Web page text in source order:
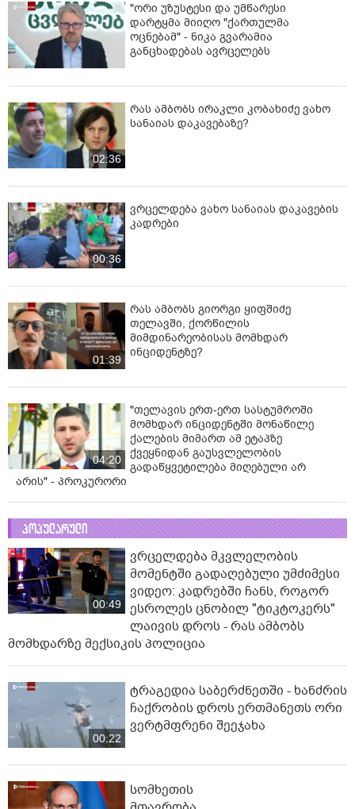
"ორი უზუსტესი და უმწარესი
დარტყმა მიიღო "ქართულმა
ოცნებამ" - ნიკა გვარამია
განცხადებას ავრცელებს
02:36
რას ამბობს ირაკლი კობახიძე ვახო
სანაიას დაკავებაზე?
00:36
ვრცელდება ვახო სანაიას დაკავების
კადრები
01:39
რას ამბობს გიორგი ყიფშიძე
თელავში, ქორწილის
მიმდინარეობისას მომხდარ
ინციდენტზე?
04:20
"თელავის ერთ-ერთ სასტუმროში
მომხდარ ინციდენტში მონაწილე
ქალების მიმართ ამ ეტაპზე
ქვეყნიდან გაუსვლელობის
გადაწყვეტილება მიღებული არ
არის" - პროკურორი
პოპულარული
00:49
ვრცელდება მკვლელობის
მომენტში გადაღებული უმძიმესი
ვიდეო: კადრებში ჩანს, როგორ
ესროლეს ცნობილ "ტიკტოკერს"
ლაივის დროს - რას ამბობს
მომხდარზე მექსიკის პოლიცია
00:22
ტრაგედია საბერძნეთში - ხანძრის
ჩაქრობის დროს ერთმანეთს ორი
ვერტმფრენი შეეჯახა
სომხეთის